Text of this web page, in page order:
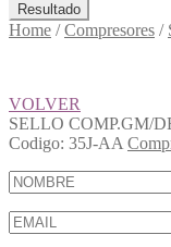
Resultado
Home /Compresores /
VOLVER
SELLO COMP.GM/
Codigo: 35J-AA